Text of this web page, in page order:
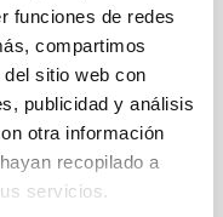
funciones de redes
compartimos
sitio web con
publicidad y análisis
otra información
recopilado a
servicios.